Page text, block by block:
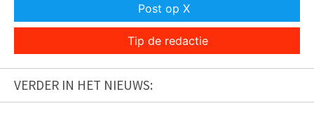
Post op X
Tip de redactie
VERDER IN HET NIEUWS: